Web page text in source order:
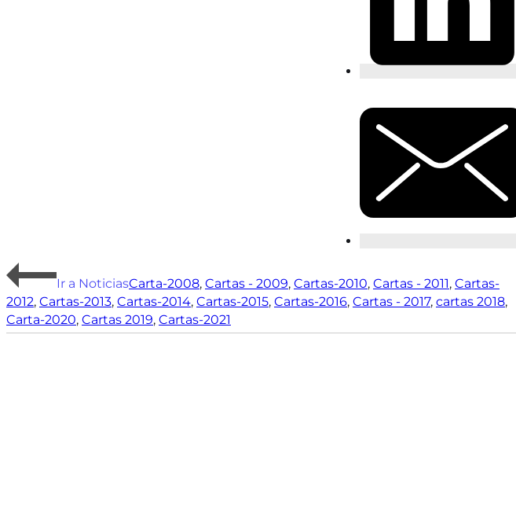
Ir a NoticiasCarta-2008, Cartas - 2009, Cartas-2010, Cartas - 2011, Cartas-
2012, Cartas-2013, Cartas-2014, Cartas-2015, Cartas-2016, Cartas - 2017, cartas 2018,
Carta-2020, Cartas 2019, Cartas-2021